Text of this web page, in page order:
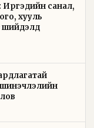
санал,
хууль
шийдэлд